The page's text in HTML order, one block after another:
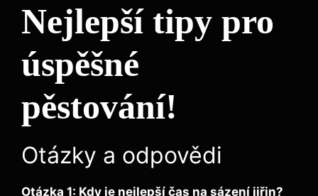
Nejlepší tipy pro
úspěšné
pěstování!
Otázky a odpovědi
Otázka 1: Kdy je nejlepší čas na sázení jiřin?